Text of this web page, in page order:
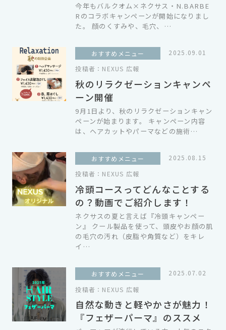
今年もバルクオム×ネクサス・N.BARBE
Rのコラボキャンペーンが開始になりまし
た。 顔のくすみや、毛穴、…
おすすめメニュー
2025.09.01
投稿者： NEXUS 広報
秋のリラクゼーションキャンペ
ーン開催
9月1日より、秋のリラクゼーションキャン
ペーンが始まります。 キャンペーン内容
は、ヘアカットやパーマなどの施術…
おすすめメニュー
2025.08.15
投稿者： NEXUS 広報
冷頭コースってどんなことする
の？動画でご紹介します！
ネクサスの夏と言えば『冷頭キャンペー
ン』 クール製品を使って、頭皮やお顔の肌
の毛穴の汚れ（皮脂や角質など）をキレ
イ…
おすすめメニュー
2025.07.02
投稿者： NEXUS 広報
自然な動きと軽やかさが魅力！
『フェザーパーマ』のススメ